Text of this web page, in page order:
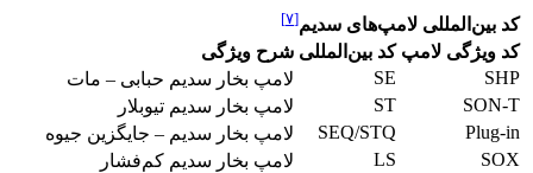
لامپ‌های سدیم
لامپ کد بین‌المللی شرح ویژگی
لامپ بخار سدیم حبابی – مات
لامپ بخار سدیم تیوبلار
SEQ/STQ
لامپ بخار سدیم – جایگزین جیوه
لامپ بخار سدیم کم‌فشار